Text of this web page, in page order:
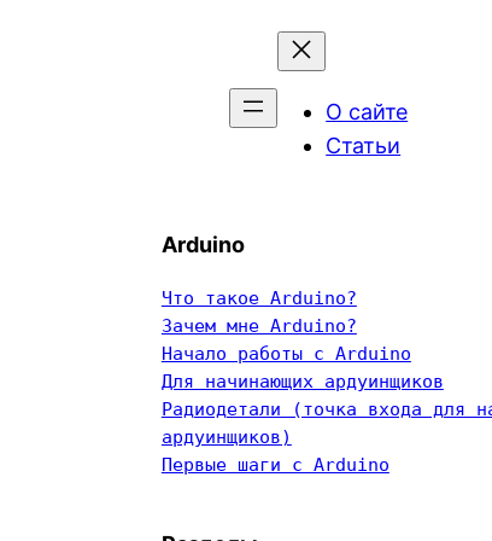
О сайте
Статьи
Arduino
Что такое Arduino?
Зачем мне Arduino?
Начало работы с Arduino
Для начинающих ардуинщиков
Радиодетали (точка входа для
ардуинщиков)
Первые шаги с Arduino